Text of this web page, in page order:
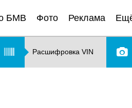
БМВ Фото Реклама
Расшифровка VIN